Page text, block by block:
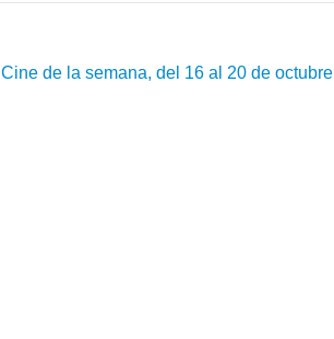
Cine de la semana, del 16 al 20 de octubre